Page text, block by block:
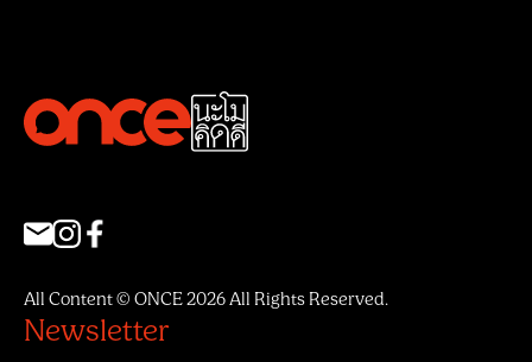
All Content © ONCE 2026 All Rights Reserved.
Newsletter